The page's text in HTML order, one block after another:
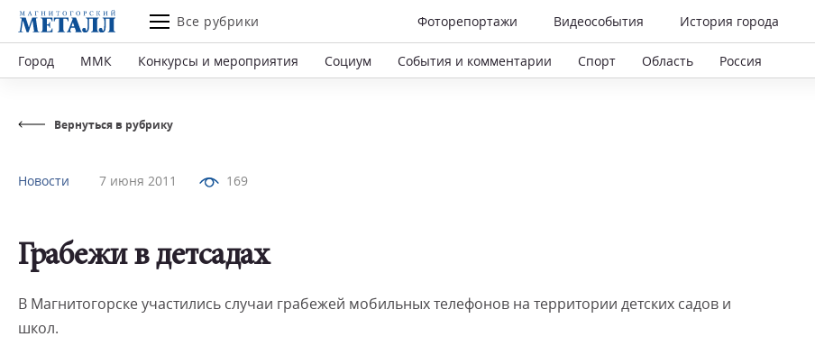
Все рубрики Фоторепортажи Видеособытия История города
Город ММК Конкурсы и мероприятия Социум События и комментарии Спорт Область Россия
Вернуться в рубрику
Новости 7 июня 2011 169
Грабежи в детсадах
В Магнитогорске участились случаи грабежей мобильных телефонов на территории детских садов и
школ.